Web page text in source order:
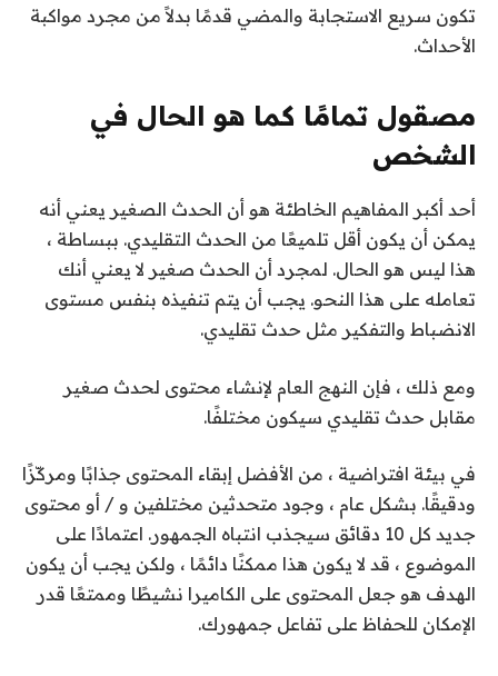
تكون سريع الاستجابة والمضي قدمًا بدلاً من مجرد مواكبة
الأحداث.
مصقول تمامًا كما هو الحال في
الشخص
أحد أكبر المفاهيم الخاطئة هو أن الحدث الصغير يعني أنه
يمكن أن يكون أقل تلميعًا من الحدث التقليدي. ببساطة ،
هذا ليس هو الحال. لمجرد أن الحدث صغير لا يعني أنك
تعامله على هذا النحو. يجب أن يتم تنفيذه بنفس مستوى
الانضباط والتفكير مثل حدث تقليدي.
ومع ذلك ، فإن النهج العام لإنشاء محتوى لحدث صغير
مقابل حدث تقليدي سيكون مختلفًا.
في بيئة افتراضية ، من الأفضل إبقاء المحتوى جذابًا ومركّزًا
ودقيقًا. بشكل عام ، وجود متحدثين مختلفين و / أو محتوى
جديد كل 10 دقائق سيجذب انتباه الجمهور. اعتمادًا على
الموضوع ، قد لا يكون هذا ممكنًا دائمًا ، ولكن يجب أن يكون
الهدف هو جعل المحتوى على الكاميرا نشيطًا وممتعًا قدر
الإمكان للحفاظ على تفاعل جمهورك.